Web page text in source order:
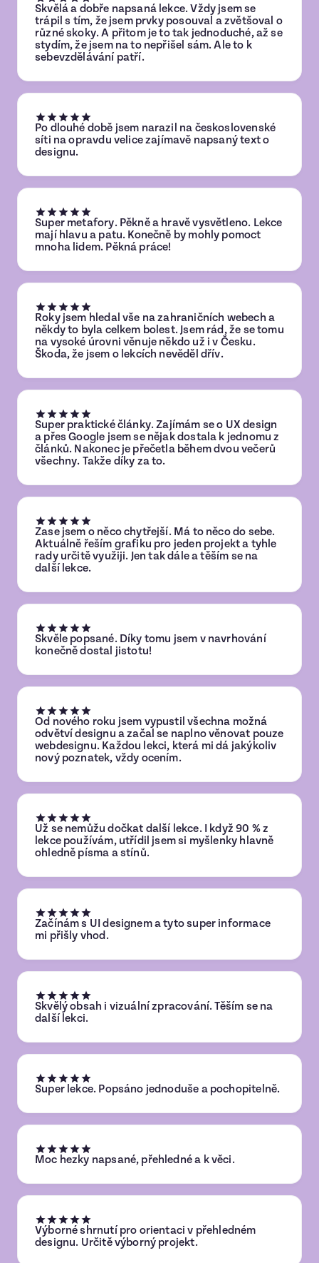
Skvělá a dobře napsaná lekce. Vždy jsem se
trápil s tím, že jsem prvky posouval a zvětšoval o
různé skoky. A přitom je to tak jednoduché, až se
stydím, že jsem na to nepřišel sám. Ale to k
sebevzdělávání patří.
Po dlouhé době jsem narazil na československé
síti na opravdu velice zajímavě napsaný text o
designu.
Super metafory. Pěkně a hravě vysvětleno. Lekce
mají hlavu a patu. Konečně by mohly pomoct
mnoha lidem. Pěkná práce!
Roky jsem hledal vše na zahraničních webech a
někdy to byla celkem bolest. Jsem rád, že se tomu
na vysoké úrovni věnuje někdo už i v Česku.
Škoda, že jsem o lekcích nevěděl dřív.
Super praktické články. Zajímám se o UX design
a přes Google jsem se nějak dostala k jednomu z
článků. Nakonec je přečetla během dvou večerů
všechny. Takže díky za to.
Zase jsem o něco chytřejší. Má to něco do sebe.
Aktuálně řeším grafiku pro jeden projekt a tyhle
rady určitě využiji. Jen tak dále a těším se na
další lekce.
Skvěle popsané. Díky tomu jsem v navrhování
konečně dostal jistotu!
Od nového roku jsem vypustil všechna možná
odvětví designu a začal se naplno věnovat pouze
webdesignu. Každou lekci, která mi dá jakýkoliv
nový poznatek, vždy ocením.
Už se nemůžu dočkat další lekce. I když 90 % z
lekce používám, utřídil jsem si myšlenky hlavně
ohledně písma a stínů.
Začínám s UI designem a tyto super informace
mi přišly vhod.
Skvělý obsah i vizuální zpracování. Těším se na
další lekci.
Super lekce. Popsáno jednoduše a pochopitelně.
Moc hezky napsané, přehledné a k věci.
Výborné shrnutí pro orientaci v přehledném
designu. Určitě výborný projekt.